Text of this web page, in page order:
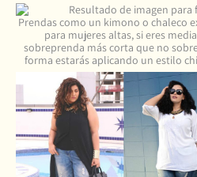
Prendas como un kimono o chaleco
para mujeres altas, si eres
sobreprenda más corta que no
forma estarás aplicando un estilo